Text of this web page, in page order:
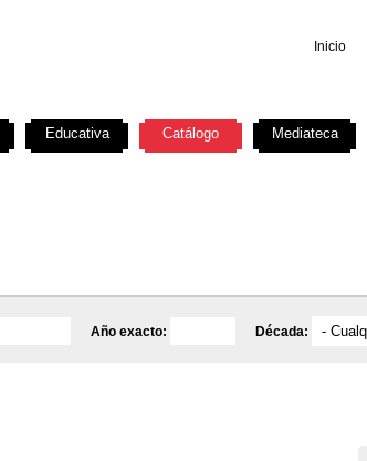
Inicio
Año exacto: Década:
Educativa Catálogo Mediateca